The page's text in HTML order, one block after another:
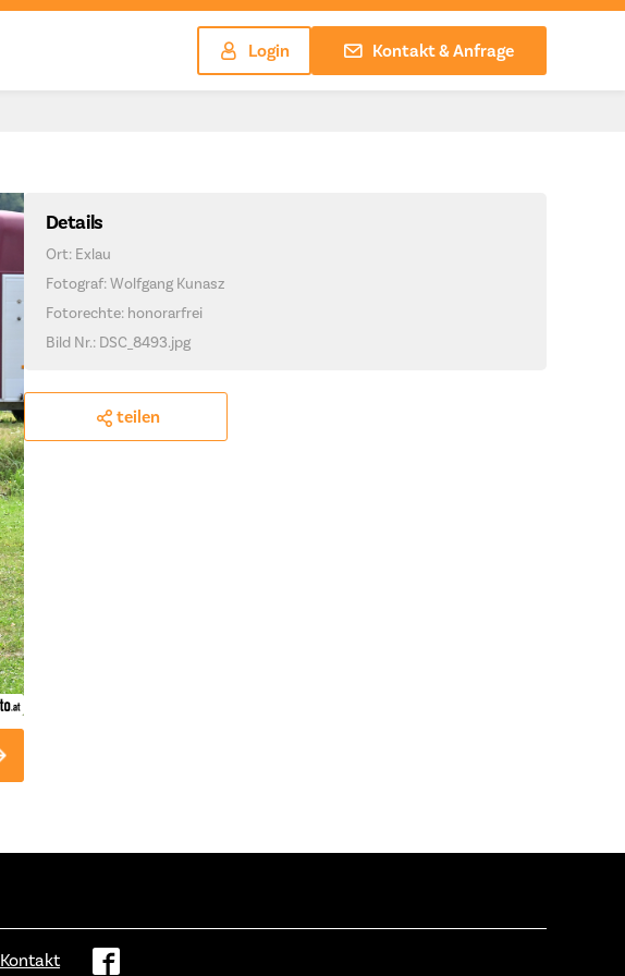
Login Kontakt & Anfrage
Details
Ort: Exlau
Fotograf: Wolfgang Kunasz
Fotorechte: honorarfrei
Bild Nr.: DSC_8493.jpg
teilen
Kontakt